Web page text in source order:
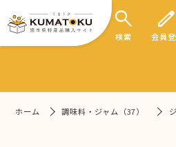
search
検索
edit
会員
ホーム 調味料・ジャム（37）